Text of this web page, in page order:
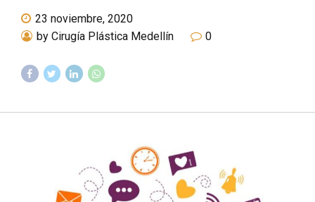
23 noviembre, 2020
by Cirugía Plástica Medellín
0